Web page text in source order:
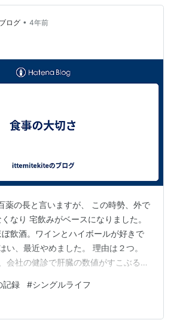
ージが入っていない。えち子さんは
その後血圧を測ってもらい、記録。
取ることになり、えち子さんと業者決
ログ • 4年前
薬の長と言いますが、 この時勢、外で
なり 宅飲みがベースになりました。
飲酒。ワインとハイボールが好きで
い、最近やめました。 理由は２つ。
会社の健診で肝臓の数値がすこぶる悪
めてみようと思って。どこまで飲ま
。 ただで飲酒できるわけでもないし
んでしまうと朝は早起きできず、午前
記録 #シングルライフ